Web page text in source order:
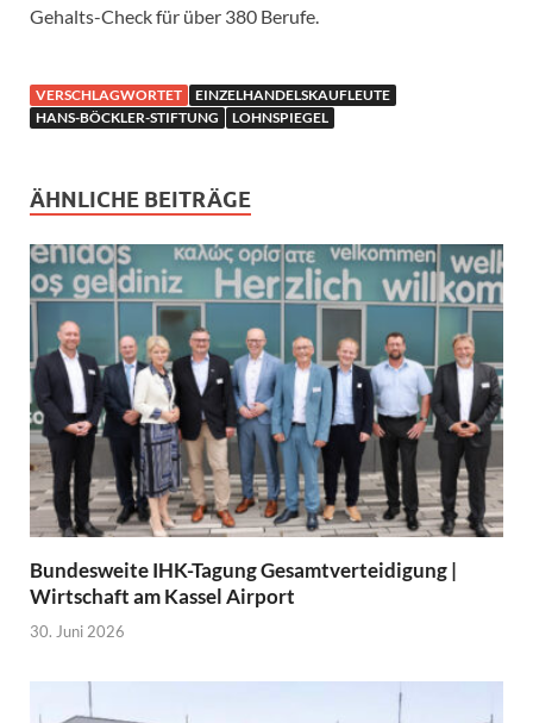
Gehalts-Check für über 380 Berufe.
VERSCHLAGWORTET
EINZELHANDELSKAUFLEUTE
HANS-BÖCKLER-STIFTUNG
LOHNSPIEGEL
ÄHNLICHE BEITRÄGE
Bundesweite IHK-Tagung Gesamtverteidigung |
Wirtschaft am Kassel Airport
30. Juni 2026